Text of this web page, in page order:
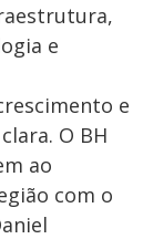
e
e
O BH
ao
com o